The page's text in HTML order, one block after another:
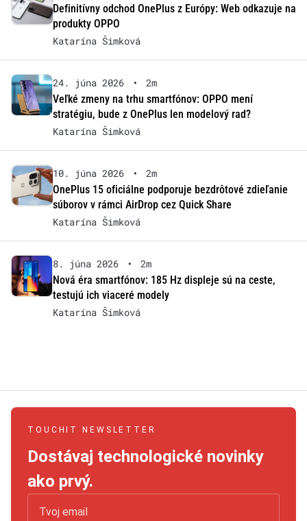
Definitívny odchod OnePlus z Európy: Web odkazuje na
produkty OPPO
Katarína Šimková
24. júna 2026 •
2m
Veľké zmeny na trhu smartfónov: OPPO mení
stratégiu, bude z OnePlus len modelový rad?
Katarína Šimková
10. júna 2026 •
2m
OnePlus 15 oficiálne podporuje bezdrôtové zdieľanie
súborov v rámci AirDrop cez Quick Share
Katarína Šimková
8. júna 2026 •
2m
Nová éra smartfónov: 185 Hz displeje sú na ceste,
testujú ich viaceré modely
Katarína Šimková
TOUCHIT NEWSLETTER
Dostávaj technologické novinky
ako prvý.